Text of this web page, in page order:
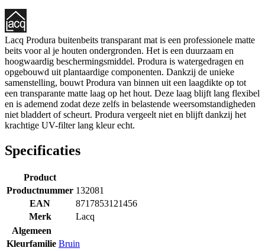
Lacq Produra buitenbeits transparant mat is een professionele matte
beits voor al je houten ondergronden. Het is een duurzaam en
hoogwaardig beschermingsmiddel. Produra is watergedragen en
opgebouwd uit plantaardige componenten. Dankzij de unieke
samenstelling, bouwt Produra van binnen uit een laagdikte op tot
een transparante matte laag op het hout. Deze laag blijft lang flexibel
en is ademend zodat deze zelfs in belastende weersomstandigheden
niet bladdert of scheurt. Produra vergeelt niet en blijft dankzij het
krachtige UV-filter lang kleur echt.
Specificaties
Product
Productnummer 132081
EAN
8717853121456
Merk
Lacq
Algemeen
Kleurfamilie Bruin